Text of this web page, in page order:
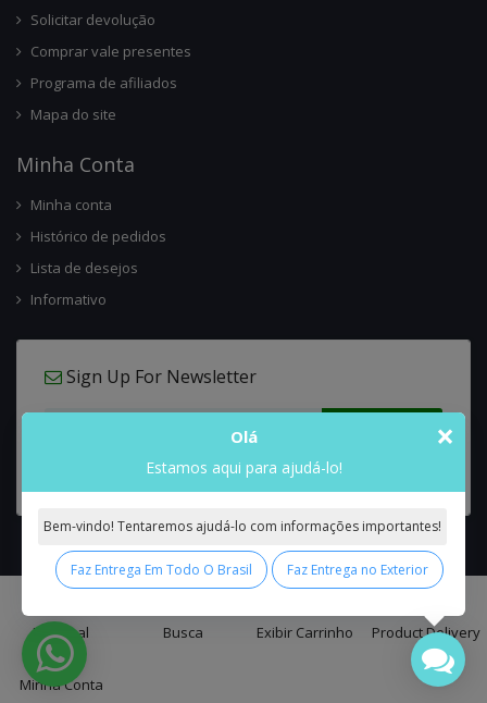
Principal Busca Exibir Carrinho Product Delivery
Minha Conta
Solicitar devolução
Comprar vale presentes
Programa de afiliados
Mapa do site
Minha Conta
Minha conta
Histórico de pedidos
Lista de desejos
Informativo
Sign Up For Newsletter
Interflora Brasil Intercambio Floral Nacional e Internacional© 2026 All
Rights Reserved.
×
Olá
Estamos aqui para ajudá-lo!
Bem-vindo! Tentaremos ajudá-lo com informações importantes!
Faz Entrega Em Todo O Brasil Faz Entrega no Exterior
false